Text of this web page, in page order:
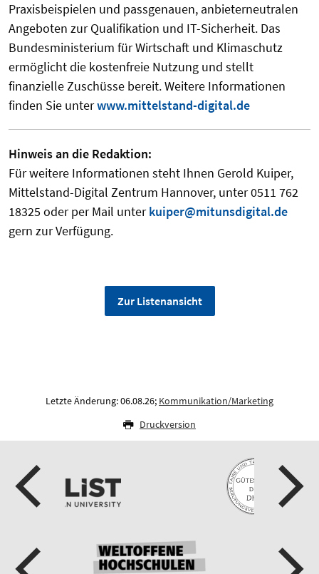
Praxisbeispielen und passgenauen, anbieterneutralen
Angeboten zur Qualifikation und IT-Sicherheit. Das
Bundesministerium für Wirtschaft und Klimaschutz
ermöglicht die kostenfreie Nutzung und stellt
finanzielle Zuschüsse bereit. Weitere Informationen
finden Sie unterwww.mittelstand-digital.de
Hinweis an die Redaktion:
Für weitere Informationen steht Ihnen Gerold Kuiper,
Mittelstand-Digital Zentrum Hannover, unter 0511 762
18325 oder per Mail unterkuiper@mitunsdigital.de
gern zur Verfügung.
Zur Listenansicht
Letzte Änderung: 06.08.26; Kommunikation/Marketing
Druckversion